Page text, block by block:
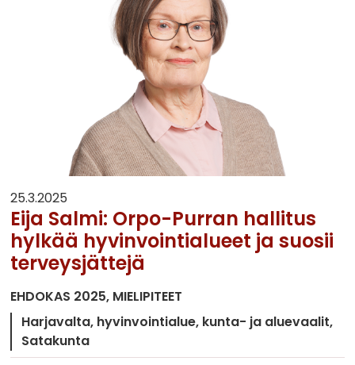
25.3.2025
Eija Salmi: Orpo-Purran hallitus
hylkää hyvinvointialueet ja suosii
terveysjättejä
EHDOKAS 2025 MIELIPITEET
Harjavalta hyvinvointialue kunta- ja aluevaalit
Satakunta